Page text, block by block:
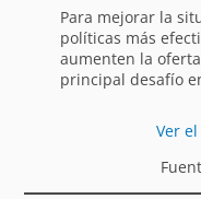
Para mejorar la
políticas más
aumenten la
principal desafío
Ver